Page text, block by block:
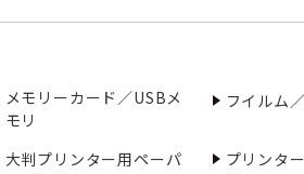
メモリーカード／USBメ
モリ
フイルム
大判プリンター用ペーパ
プリンタ